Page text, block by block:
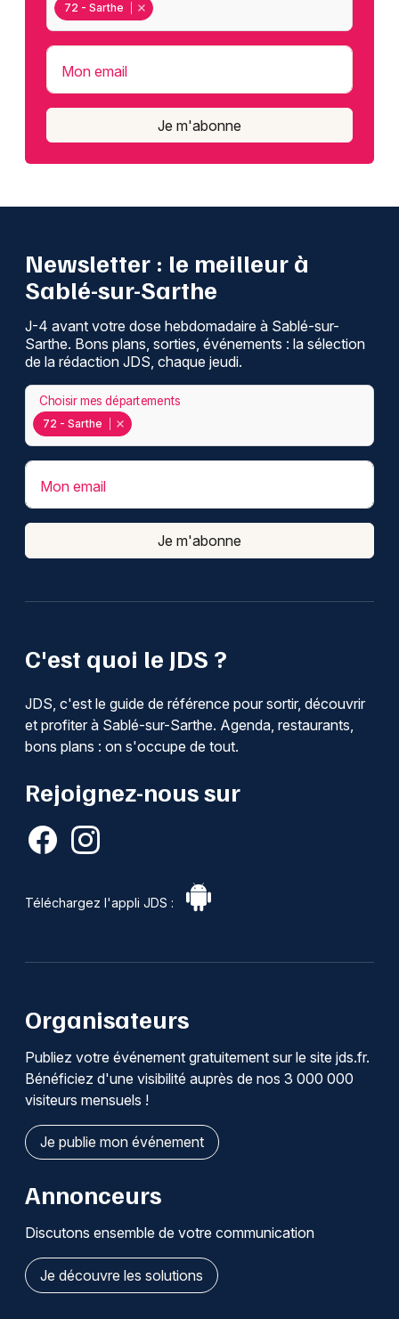
Choisir mes départements
Je m'abonne
72 - Sarthe
Mon email
Je m'abonne
C'est quoi le JDS ?
JDS, c'est le guide de référence pour sortir, découvrir
et profiter à Sablé-sur-Sarthe. Agenda, restaurants,
bons plans : on s'occupe de tout.
Rejoignez-nous sur
Téléchargez l'appli JDS :
Newsletter : le meilleur à
Sablé-sur-Sarthe
J-4 avant votre dose hebdomadaire à Sablé-sur-
Sarthe. Bons plans, sorties, événements : la sélection
de la rédaction JDS, chaque jeudi.
72 - Sarthe
Choisir mes départements
Mon email
Je m'abonne
Organisateurs
Publiez votre événement gratuitement sur le site jds.fr.
Bénéficiez d'une visibilité auprès de nos 3 000 000
visiteurs mensuels !
Je publie mon événement
Annonceurs
Discutons ensemble de votre communication
Je découvre les solutions